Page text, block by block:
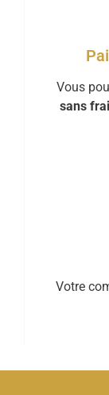
Vous
sans
Votre